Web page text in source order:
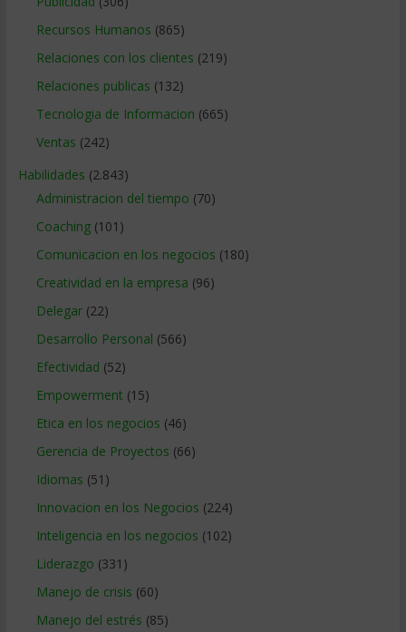
Recursos Humanos (865)
Relaciones con los clientes (219)
Relaciones publicas (132)
Tecnologia de Informacion (665)
Ventas (242)
Habilidades (2.843)
Administracion del tiempo (70)
Coaching(101)
Comunicacion en los negocios (180)
Creatividad en la empresa (96)
Delegar(22)
Desarrollo Personal (566)
Efectividad (52)
Empowerment (15)
Etica en los negocios (46)
Gerencia de Proyectos (66)
Idiomas (51)
Innovacion en los Negocios (224)
Inteligencia en los negocios (102)
Liderazgo (331)
Manejo de crisis (60)
Manejo del estrés (85)